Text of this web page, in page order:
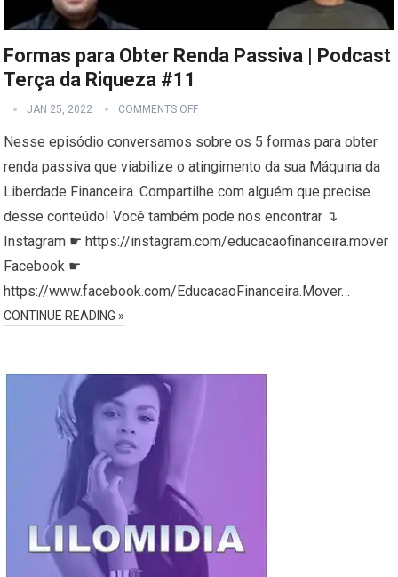
Formas para Obter Renda Passiva | Podcast
Terça da Riqueza #11
JAN 25, 2022 COMMENTS OFF
Nesse episódio conversamos sobre os 5 formas para obter
renda passiva que viabilize o atingimento da sua Máquina da
Liberdade Financeira. Compartilhe com alguém que precise
desse conteúdo! Você também pode nos encontrar ↴
Instagram ☛ https://instagram.com/educacaofinanceira.mover
Facebook ☛
https://www.facebook.com/EducacaoFinanceira.Mover…
CONTINUE READING »